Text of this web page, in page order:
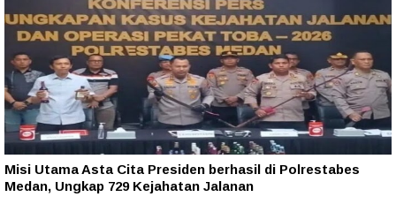
Misi Utama Asta Cita Presiden berhasil di Polrestabes
Medan, Ungkap 729 Kejahatan Jalanan